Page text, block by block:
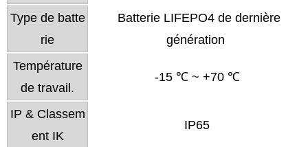
Type de batte
rie
Batterie LIFEPO4 de dernière
génération
Température
de travail.
-15 ℃ ~ +70 ℃
IP & Classem
ent IK
IP65